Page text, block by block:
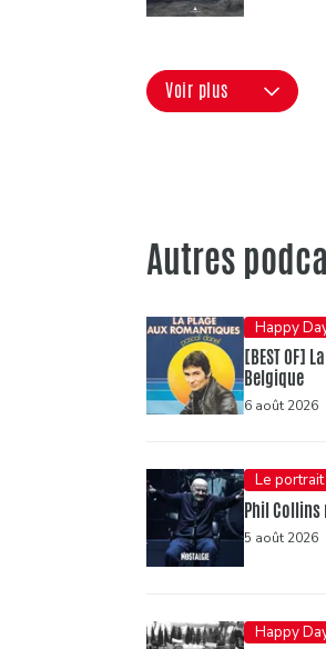
Voir plus
Autres
Happy
[BEST OF]
Belgique
6 août 2026
Le portrait
Phil Collins
5 août 2026
Happy